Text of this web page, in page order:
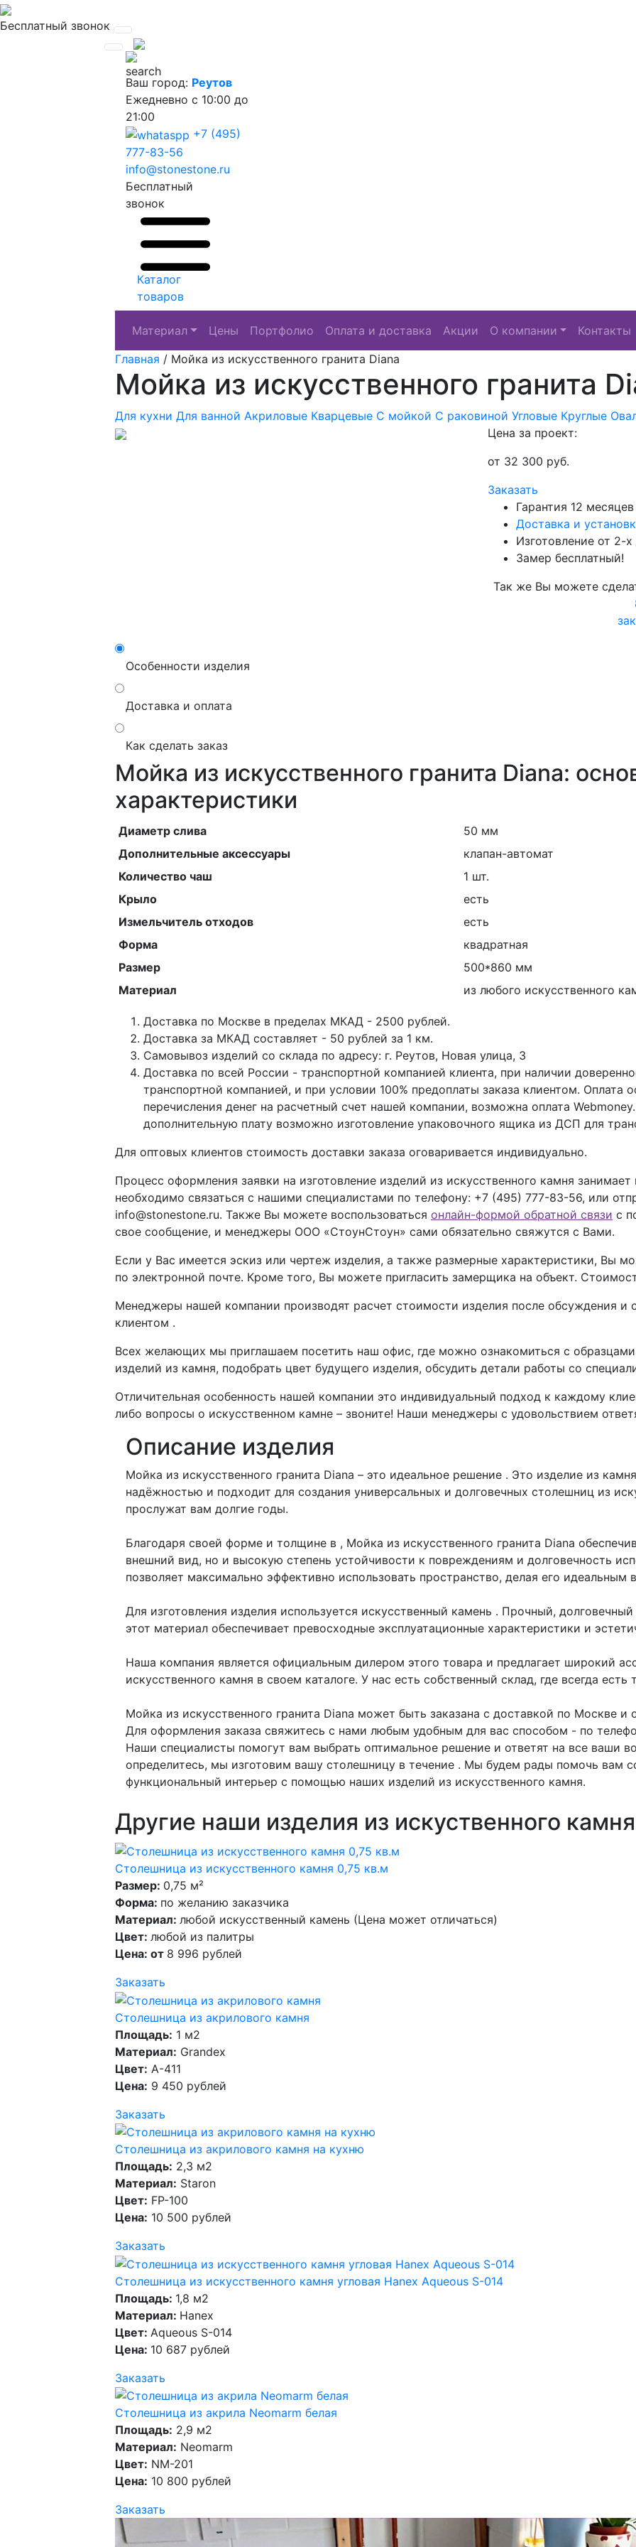
Бесплатный звонок
Ваш город: Реутов
Ежедневно с 10:00 до
21:00
+7 (495)
777-83-56
info@stonestone.ru
Бесплатный
звонок
Каталог
товаров
Материал Цены Портфолио Оплата и доставка Акции О компании
Контакты
Главная / Мойка из искусственного гранита Diana
Мойка из искусственного гранита
Для кухни Для ванной Акриловые Кварцевые С мойкой С раковиной Угловые Круглые
Цена за проект:
от 32 300 руб.
Заказать
Гарантия 12 месяцев
Доставка и
Изготовление от 2-х
Замер бесплатный!
Так же Вы можете
Особенности изделия
Доставка и оплата
Как сделать заказ
Мойка из искусственного гранита Diana:
характеристики
Диаметр слива
50 мм
Дополнительные аксессуары
клапан-автомат
Количество чаш
1 шт.
Крыло
есть
Измельчитель отходов
есть
Форма
квадратная
Размер
500*860 мм
Материал
из любого искусственного
Доставка по Москве в пределах МКАД - 2500 рублей.
Доставка за МКАД составляет - 50 рублей за 1 км.
Самовывоз изделий со склада по адресу: г. Реутов, Новая улица, 3
Доставка по всей России - транспортной компанией клиента, при наличии
транспортной компанией, и при условии 100% предоплаты заказа клиентом. Оплата
перечисления денег на расчетный счет нашей компании, возможна оплата
дополнительную плату возможно изготовление упаковочного ящика из ДСП для
Для оптовых клиентов стоимость доставки заказа оговаривается индивидуально.
Процесс оформления заявки на изготовление изделий из искусственного камня
необходимо связаться с нашими специалистами по телефону: +7 (495) 777-83-56, или
info@stonestone.ru. Также Вы можете воспользоваться онлайн-формой обратной связи с
свое сообщение, и менеджеры ООО «СтоунСтоун» сами обязательно свяжутся с Вами.
Если у Вас имеется эскиз или чертеж изделия, а также размерные характеристики, Вы
по электронной почте. Кроме того, Вы можете пригласить замерщика на объект.
Менеджеры нашей компании производят расчет стоимости изделия после обсуждения и
клиентом .
Всех желающих мы приглашаем посетить наш офис, где можно ознакомиться с
изделий из камня, подобрать цвет будущего изделия, обсудить детали работы со
Отличительная особенность нашей компании это индивидуальный подход к каждому
либо вопросы о искусственном камне – звоните! Наши менеджеры с удовольствием
Описание изделия
Мойка из искусственного гранита Diana – это идеальное решение . Это изделие из
надёжностью и подходит для создания универсальных и долговечных столешниц из
прослужат вам долгие годы.
Благодаря своей форме и толщине в , Мойка из искусственного гранита Diana
внешний вид, но и высокую степень устойчивости к повреждениям и долговечность
позволяет максимально эффективно использовать пространство, делая его
Для изготовления изделия используется искусственный камень . Прочный, долговечный
этот материал обеспечивает превосходные эксплуатационные характеристики и
Наша компания является официальным дилером этого товара и предлагает широкий
искусственного камня в своем каталоге. У нас есть собственный склад, где всегда есть
Мойка из искусственного гранита Diana может быть заказана с доставкой по Москве и
Для оформления заказа свяжитесь с нами любым удобным для вас способом - по
Наши специалисты помогут вам выбрать оптимальное решение и ответят на все ваши
определитесь, мы изготовим вашу столешницу в течение . Мы будем рады помочь вам
функциональный интерьер с помощью наших изделий из искусственного камня.
Другие наши изделия из искуственного камня
Столешница из искусственного камня 0,75 кв.м
Размер: 0,75 м²
Форма: по желанию заказчика
Материал: любой искусственный камень (Цена может отличаться)
Цвет: любой из палитры
Цена: от 8 996 рублей
Заказать
Столешница из акрилового камня
Площадь: 1 м2
Материал: Grandex
Цвет: A-411
Цена: 9 450 рублей
Заказать
Столешница из акрилового камня на кухню
Площадь: 2,3 м2
Материал: Staron
Цвет: FP-100
Цена: 10 500 рублей
Заказать
Столешница из искусственного камня угловая Hanex Aqueous S-014
Площадь: 1,8 м2
Материал: Hanex
Цвет: Aqueous S-014
Цена: 10 687 рублей
Заказать
Столешница из акрила Neomarm белая
Площадь: 2,9 м2
Материал: Neomarm
Цвет: NM-201
Цена: 10 800 рублей
Заказать